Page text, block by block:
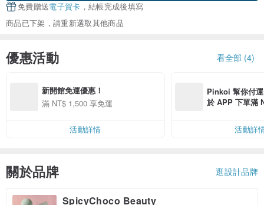
免費贈送電子賀卡 ，結帳完成後填寫
商品已下架，請重新選取其他商品
優惠活動 看全部 (4)
新開館免運優惠！
滿 NT$ 1,500 享免運
活動詳情
Pinkoi 幫你付
於 APP 下單滿
活動詳
關於品牌 逛設計品牌
SpicyChoco Beauty